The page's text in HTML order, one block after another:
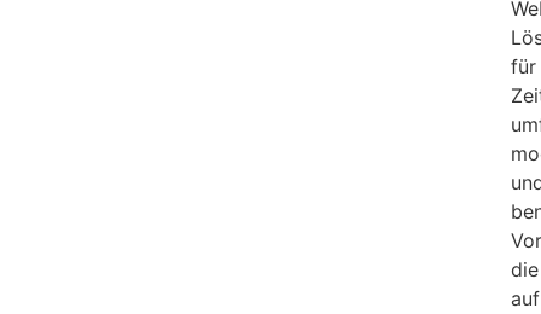
für
die
auf